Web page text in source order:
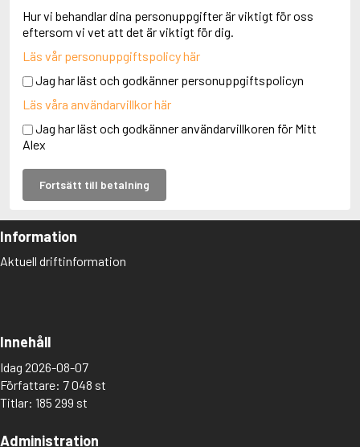
Hur vi behandlar dina personuppgifter är viktigt för oss
eftersom vi vet att det är viktigt för dig.
Läs vår personuppgiftspolicy här
Jag har läst och godkänner personuppgiftspolicyn
Läs våra användarvillkor här
Jag har läst och godkänner användarvillkoren för Mitt
Alex
Fortsätt till betalning
Information
Aktuell driftinformation
Innehåll
Idag 2026-08-07
Författare: 7 048 st
Titlar: 185 299 st
Administration